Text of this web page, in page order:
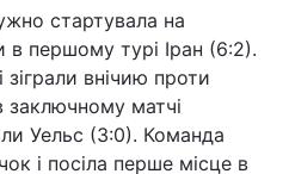
стартувала на
першому турі Іран (6:2).
зіграли внічию проти
матчі
Уельс (3:0). Команда
і посіла перше місце в